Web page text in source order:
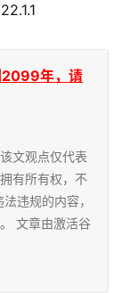
2099年，请
文观点仅代表
有所有权，不
违规的内容，
文章由激活谷